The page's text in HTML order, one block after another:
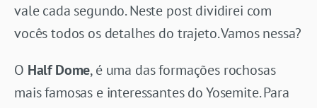
vale cada segundo. Neste post dividirei com
vocês todos os detalhes do trajeto. Vamos nessa?
O Half Dome, é uma das formações rochosas
mais famosas e interessantes do Yosemite. Para